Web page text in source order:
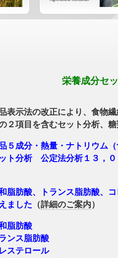
セット分析項
正により、食物繊維と
含むセット分析、糖類の
熱量・ナトリウム（食塩
定法分析１３，００
ランス脂肪酸、コレス
た （詳細のご案内）
酸 １５，０
脂肪酸 ２０，０
ロール １８，０